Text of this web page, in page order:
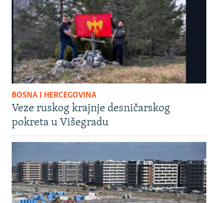
BOSNA I HERCEGOVINA
Veze ruskog krajnje desničarskog
pokreta u Višegradu